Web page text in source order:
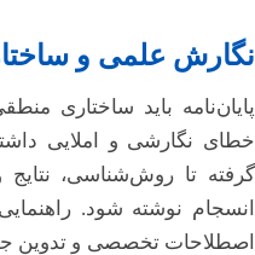
نگارش علمی و
پایان‌نامه باید ساختاری
خطای نگارشی و املایی
گرفته تا روش‌شناسی،
انسجام نوشته شود.
اصطلاحات تخصصی و تدوین